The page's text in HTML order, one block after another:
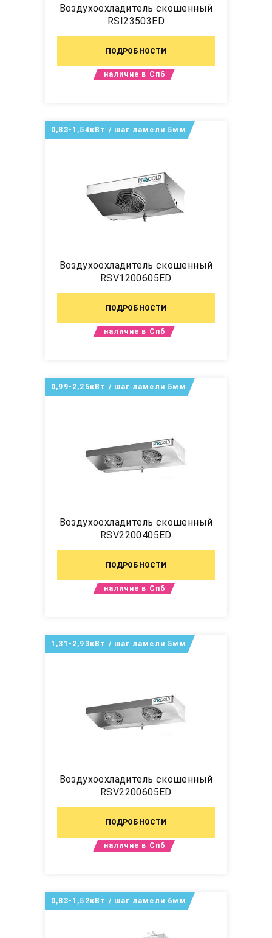
Воздухоохладитель скошенный
RSI23503ED
ПОДРОБНОСТИ
наличие в Спб
Воздухоохладитель скошенный
RSV1200605ED
ПОДРОБНОСТИ
0,83-1,54кВт / шаг ламели 5мм
наличие в Спб
Воздухоохладитель скошенный
RSV2200405ED
ПОДРОБНОСТИ
0,99-2,25кВт / шаг ламели 5мм
наличие в Спб
Воздухоохладитель скошенный
RSV2200605ED
ПОДРОБНОСТИ
1,31-2,93кВт / шаг ламели 5мм
наличие в Спб
0,83-1,52кВт / шаг ламели 6мм